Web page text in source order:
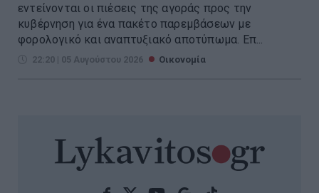
εντείνονται οι πιέσεις της αγοράς προς την
κυβέρνηση για ένα πακέτο παρεμβάσεων με
φορολογικό και αναπτυξιακό αποτύπωμα. Επ...
22:20 | 05 Αυγούστου 2026 Οικονομία